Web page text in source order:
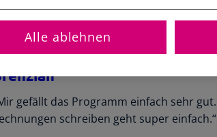
Erfahrungen:
gefällt das Programm einfach sehr gut.
schreiben geht super einfach.“
Alle ablehnen